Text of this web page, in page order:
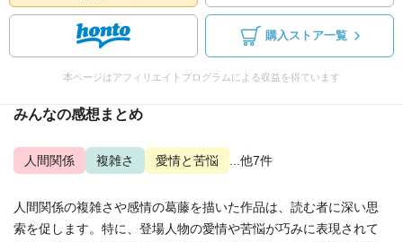
購入ストア一覧
本ページはアフィリエイトプログラムによる収益を得ています
みんなの感想まとめ
人間関係 複雑さ 愛情と苦悩 ...他7件
人間関係の複雑さや感情の葛藤を描いた作品は、読む者に深い思
索を促します。特に、登場人物の愛情や苦悩が巧みに表現されて